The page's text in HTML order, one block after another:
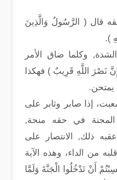
قال ( الرَّسُولُ وَالَّذِينَ
).
وكلما ضاق الأمر
نَصْرَ اللَّهِ قَرِيبٌ ) فهكذا
يمتحن.
إذا صابر وثابر على
في حقه منحة,
ذلك, الانتصار على
من الداء، وهذه الآية
أَنْ تَدْخُلُوا الْجَنَّةَ وَلَمَّا